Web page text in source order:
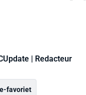
| Redacteur
favoriet